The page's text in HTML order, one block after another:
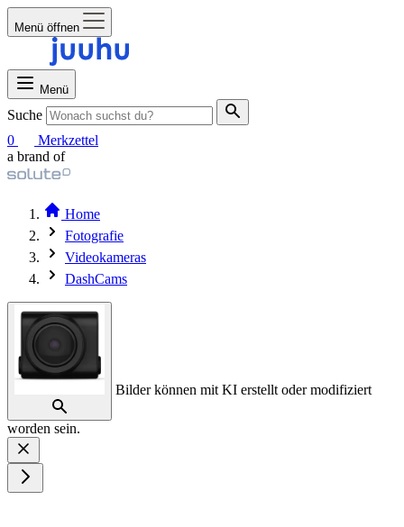
Menü öffnen
Menü
Suche
0
Merkzettel
a brand of
Home
Fotografie
Videokameras
DashCams
Bilder können mit KI erstellt oder modifiziert
worden sein.